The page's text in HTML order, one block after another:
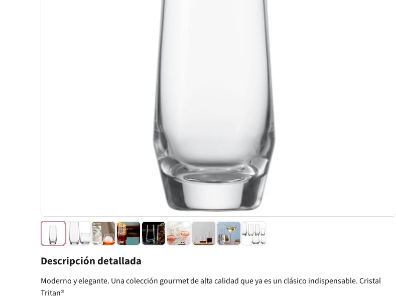
Descripción detallada
Moderno y elegante. Una colección gourmet de alta calidad que ya es un clásico indispensable. Cristal
Tritan®